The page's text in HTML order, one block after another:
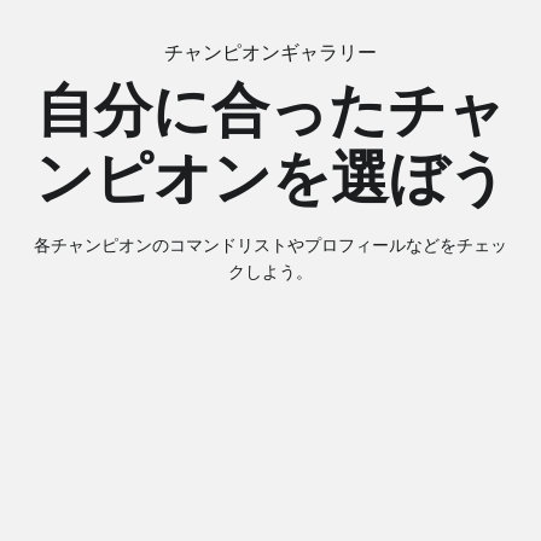
チャンピオンギャラリー
自分に合ったチャ
ンピオンを選ぼう
各チャンピオンのコマンドリストやプロフィールなどをチェッ
クしよう。